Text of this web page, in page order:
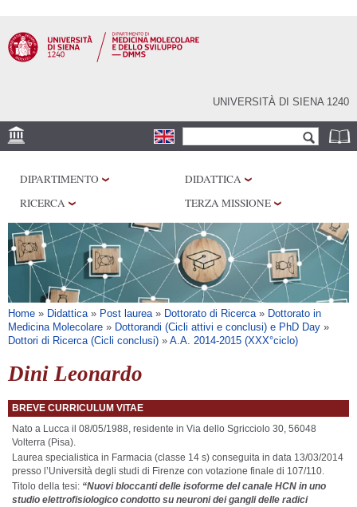
contenuto
principale
UNIVERSITÀ DI SIENA 1240
Form di ricerca
CENTRI DI RICERCA
LABORATORI
BIBLIOTECHE
SERVIZI
DIPARTIMENTO
DIDATTICA
RICERCA
TERZA MISSIONE
Tu sei qui
Home » Didattica» Post laurea» Dottorato di Ricerca» Dottorato in
Medicina Molecolare » Dottorandi (Cicli attivi e conclusi) e PhD Day »
Dottori di Ricerca (Cicli conclusi) » A.A. 2014-2015 (XXX°ciclo)
Dini Leonardo
BREVE CURRICULUM VITAE
Nato a Lucca il 08/05/1988, residente in Via dello Sgricciolo 30, 56048
Volterra (Pisa).
Laurea specialistica in Farmacia (classe 14 s) conseguita in data 13/03/2014
presso l’Università degli studi di Firenze con votazione finale di 107/110.
Titolo della tesi: “Nuovi bloccanti delle isoforme del canale HCN in uno
studio elettrofisiologico condotto su neuroni dei gangli delle radici